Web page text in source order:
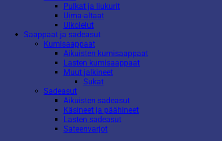
Pulkat ja liukurit
Uima-altaat
Ulkolelut
Saappaat ja sadeasut
Kumisaappaat
Aikuisten kumisaappaat
Lasten kumisaappaat
Muut jalkineet
Sukat
Sadeasut
Aikuisten sadeasut
Käsineet ja päähineet
Lasten sadeasut
Sateenvarjot